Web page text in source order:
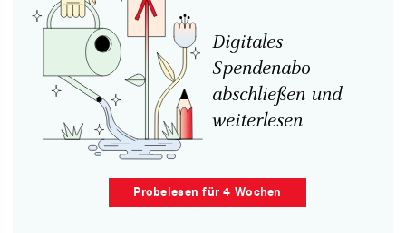
Digitales
Spendenabo
abschließen und
weiterlesen
Probelesen für 4 Wochen